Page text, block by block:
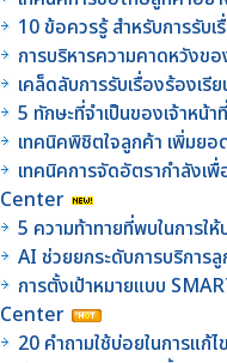
10 ข้อควรรู้ สำหรับการรับ
การบริหารความคาดหวังข
เคล็ดลับการรับเรื่องร้องเ
5 ทักษะที่จำเป็นของเจ้าห
เทคนิคพิชิตใจลูกค้า เพิ่มย
เทคนิคการจัดอัตรากำลังเ
Center
5 ความท้าทายที่พบในการใ
AI ช่วยยกระดับการบริการ
การตั้งเป้าหมายแบบ
Center
20 คำถามใช้บ่อยในการแก้